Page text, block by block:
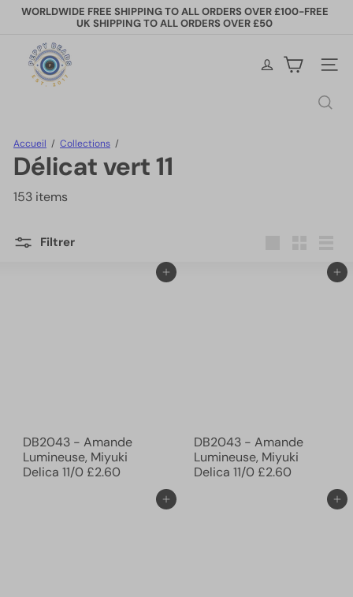
Passer
Diaporama
WORLDWIDE FREE SHIPPING TO ALL ORDERS OVER £100-FREE
UK SHIPPING TO ALL ORDERS OVER £50
e
a
d
Accueil Collections
Délicat vert 11
153 items
Filtrer
Ajouter au panier
DB2043 - Amande
Lumineuse, Miyuki
Delica 11/0£2.60
Ajouter au panier
DB2043 - Amande
Lumineuse, Miyuki
Delica 11/0£2.60
Ajouter au panier
Ajouter au panier